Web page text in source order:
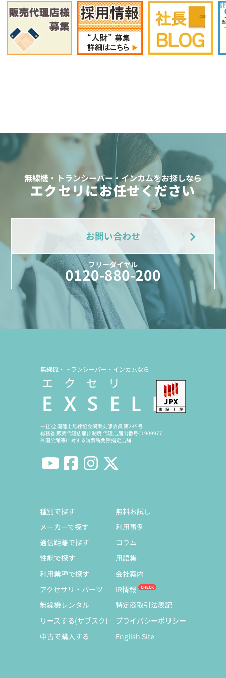
無線機・トランシーバー・インカムをお探しなら
エクセリにお任せください
お問い合わせ
フリーダイヤル
0120-880-200
無線機・トランシーバー・インカムなら
一社)全国陸上無線協会関東支部会員 第245号
総務省 販売代理店届出制度 代理店届出番号C1909977
外国公館等に対する消費税免除指定店舗
種別で探す
メーカーで探す
通信距離で探す
性能で探す
利用業種で探す
アクセサリ・パーツ
無線機レンタル
リースする(サブスク)
中古で購入する
無料お試し
利用事例
コラム
用語集
会社案内
IR情報
特定商取引法表記
プライバシーポリシー
English Site